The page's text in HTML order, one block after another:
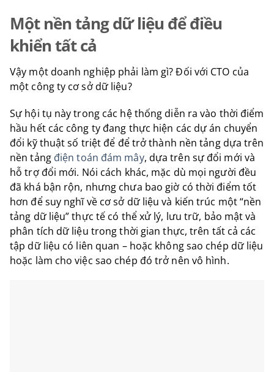
Một nền tảng dữ liệu để điều
khiển tất cả
Vậy một doanh nghiệp phải làm gì? Đối với CTO của
một công ty cơ sở dữ liệu?
Sự hội tụ này trong các hệ thống diễn ra vào thời điểm
hầu hết các công ty đang thực hiện các dự án chuyển
đổi kỹ thuật số triệt để để trở thành nền tảng dựa trên
nền tảng điện toán đám mây, dựa trên sự đổi mới và
hỗ trợ đổi mới. Nói cách khác, mặc dù mọi người đều
đã khá bận rộn, nhưng chưa bao giờ có thời điểm tốt
hơn để suy nghĩ về cơ sở dữ liệu và kiến trúc một “nền
tảng dữ liệu” thực tế có thể xử lý, lưu trữ, bảo mật và
phân tích dữ liệu trong thời gian thực, trên tất cả các
tập dữ liệu có liên quan – hoặc không sao chép dữ liệu
hoặc làm cho việc sao chép đó trở nên vô hình.